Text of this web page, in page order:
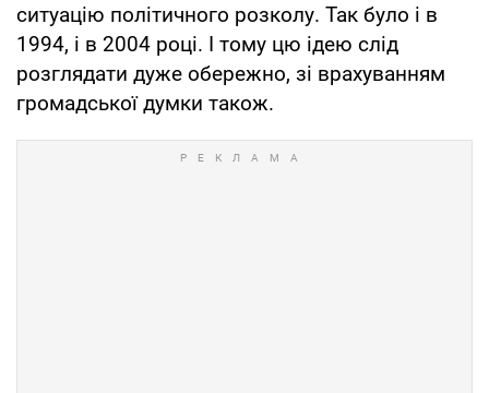
ситуацію політичного розколу. Так було і в
1994, і в 2004 році. І тому цю ідею слід
розглядати дуже обережно, зі врахуванням
громадської думки також.